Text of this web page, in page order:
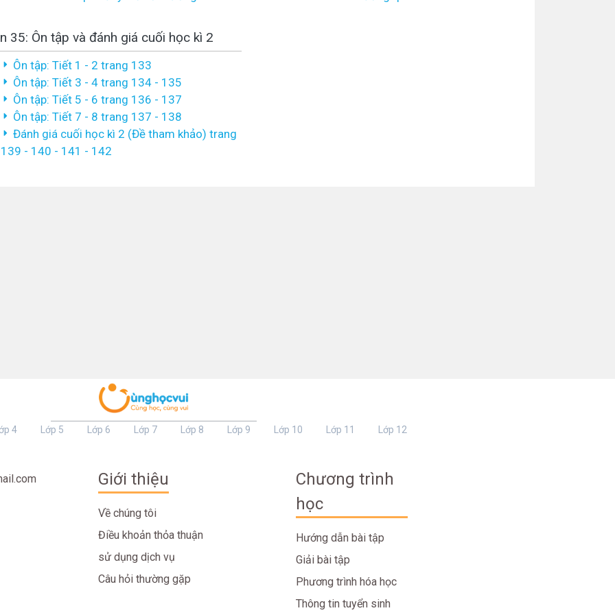
35: Ôn tập và đánh giá cuối học kì 2
Ôn tập: Tiết 1 - 2 trang 133
Ôn tập: Tiết 3 - 4 trang 134 - 135
Ôn tập: Tiết 5 - 6 trang 136 - 137
Ôn tập: Tiết 7 - 8 trang 137 - 138
Đánh giá cuối học kì 2 (Đề tham khảo) trang
139 - 140 - 141 - 142
4 Lớp 5 Lớp 6 Lớp 7 Lớp 8 Lớp 9 Lớp 10 Lớp 11 Lớp 12
Giới thiệu
Về chúng tôi
Điều khoản thỏa thuận
sử dụng dịch vụ
Câu hỏi thường gặp
Chương trình
học
Hướng dẫn bài tập
Giải bài tập
Phương trình hóa học
Thông tin tuyển sinh